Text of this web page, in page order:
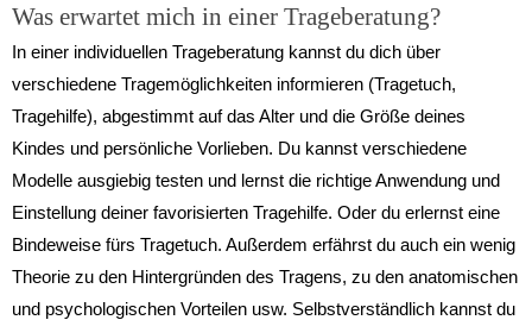
Was erwartet mich in einer Trageberatung?
In einer individuellen Trageberatung kannst du dich über
verschiedene Tragemöglichkeiten informieren (Tragetuch,
Tragehilfe), abgestimmt auf das Alter und die Größe deines
Kindes und persönliche Vorlieben. Du kannst verschiedene
Modelle ausgiebig testen und lernst die richtige Anwendung und
Einstellung deiner favorisierten Tragehilfe. Oder du erlernst eine
Bindeweise fürs Tragetuch. Außerdem erfährst du auch ein wenig
Theorie zu den Hintergründen des Tragens, zu den anatomischen
und psychologischen Vorteilen usw. Selbstverständlich kannst du